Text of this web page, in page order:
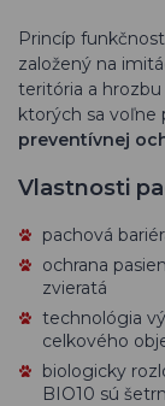
Princíp
založený na
teritória a hrozbu
ktorých sa voľne
preventívnej
Vlastnosti
pachová
ochrana
zvieratá
technológia
celkového
biologicky
BIO10 sú